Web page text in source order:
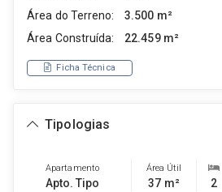
Área do Terreno:
3.500 m²
Área Construída:
22.459 m²
Ficha Técnica
Tipologias
Apartamento
Apto. Tipo
Área Útil
37 m² 2